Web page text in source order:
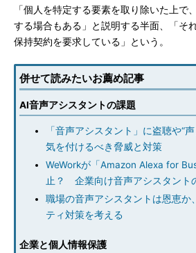
「個人を特定する要素を取り除いた上で
する場合もある」と説明する半面、「そ
保持契約を要求している」という。
併せて読みたいお薦め記事
AI音声アシスタントの課題
「音声アシスタント」に盗聴や“
気を付けるべき脅威と対策
WeWorkが「Amazon Alexa for
止？ 企業向け音声アシスタント
職場の音声アシスタントは恩恵
ティ対策を考える
企業と個人情報保護